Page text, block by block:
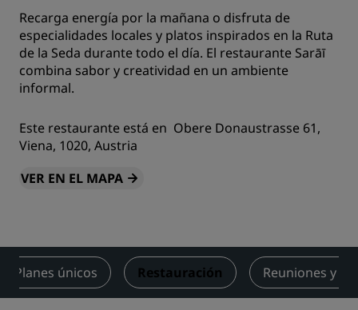
Recarga energía por la mañana o disfruta de
especialidades locales y platos inspirados en la Ruta
de la Seda durante todo el día. El restaurante Sarāī
combina sabor y creatividad en un ambiente
informal.
Este restaurante está en Obere Donaustrasse 61,
Viena, 1020, Austria
VER EN EL MAPA
Planes únicos Restauración Reuniones y